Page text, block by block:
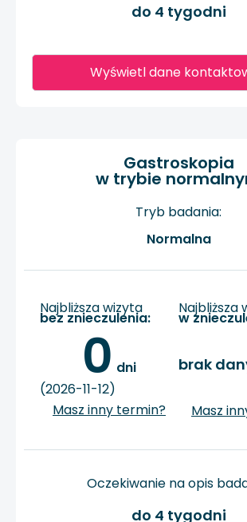
Wyświetl dane
do 4 tygodni
Gastroskopia
w trybie
Tryb badania:
Normalna
Najbliższa wizyta
bez znieczulenia:
0 dni
(2026-11-12)
Masz inny termin?
Najbliższa
w
brak
Masz
Oczekiwanie na opis
do 4 tygodni